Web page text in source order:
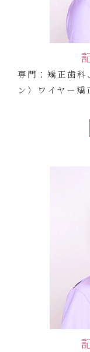
専門：矯正歯科
ン）ワイヤー